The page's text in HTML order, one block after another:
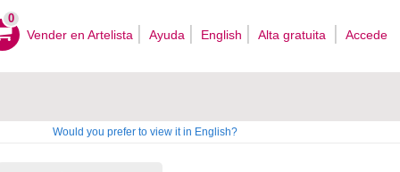
0
Vender en Artelista Ayuda English Alta gratuita Accede
Would you prefer to view it in English?